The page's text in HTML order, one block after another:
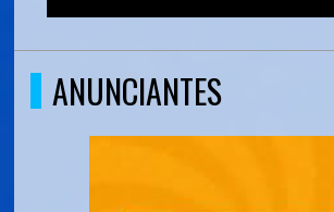
ANUNCIANTES